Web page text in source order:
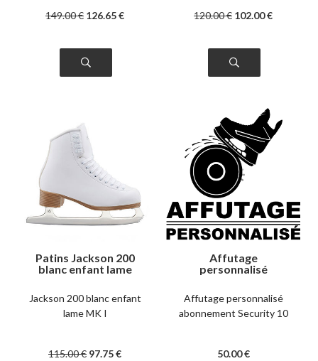
149.00€ 126.65€ 120.00€ 102.00€
Patins Jackson 200
blanc enfant lame
Jackson 200 blanc enfant
lame MK I
115.00€ 97.75€
Affutage
personnalisé
Affutage personnalisé
abonnement Security 10
50.00 €